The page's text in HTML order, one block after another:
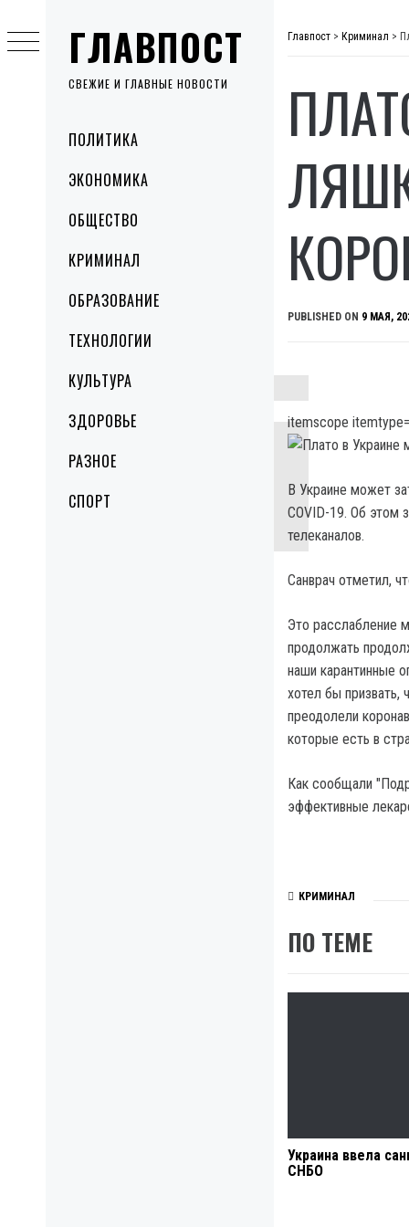
ГЛАВПОСТ
СВЕЖИЕ И ГЛАВНЫЕ НОВОСТИ
MenuПОЛИТИКА
ЭКОНОМИКА
ОБЩЕСТВО
КРИМИНАЛ
ОБРАЗОВАНИЕ
ТЕХНОЛОГИИ
КУЛЬТУРА
ЗДОРОВЬЕ
РАЗНОЕ
СПОРТ
to
content
Главпост > Криминал >
PUBLISHED ON 9 МАЯ,
itemscope
В Украине может
COVID-19. Об этом
телеканалов.
Санврач отметил,
Это расслабление
продолжать
наши карантинные
хотел бы призвать,
преодолели
которые есть в
Как сообщали
эффективные
КРИМИНАЛ
ПО ТЕМЕ
Украина ввела
СНБО